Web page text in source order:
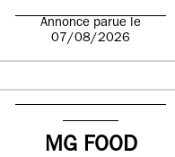
Annonce parue le
07/08/2026
MG FOOD